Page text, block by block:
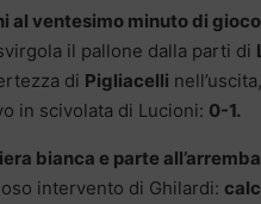
al ventesimo minuto di
il pallone dalla parti di
di Pigliacelli
in scivolata di Lucioni: 0-1.
bianca e parte
intervento di Ghilardi: